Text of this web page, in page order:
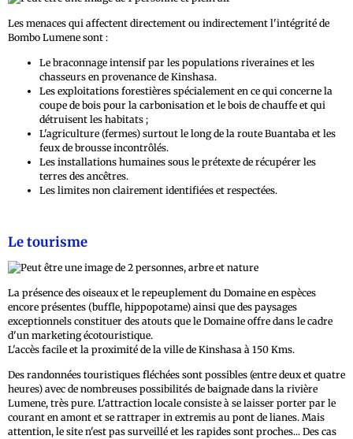
Les menaces qui affectent directement ou indirectement l'intégrité de
Bombo Lumene sont :
Le braconnage intensif par les populations riveraines et les
chasseurs en provenance de Kinshasa.
Les exploitations forestières spécialement en ce qui concerne la
coupe de bois pour la carbonisation et le bois de chauffe et qui
détruisent les habitats ;
L'agriculture (fermes) surtout le long de la route Buantaba et les
feux de brousse incontrôlés.
Les installations humaines sous le prétexte de récupérer les
terres des ancêtres.
Les limites non clairement identifiées et respectées.
Le tourisme
La présence des oiseaux et le repeuplement du Domaine en espèces
encore présentes (buffle, hippopotame) ainsi que des paysages
exceptionnels constituer des atouts que le Domaine offre dans le cadre
d'un marketing écotouristique.
L'accès facile et la proximité de la ville de Kinshasa à 150 Kms.
Des randonnées touristiques fléchées sont possibles (entre deux et quatre
heures) avec de nombreuses possibilités de baignade dans la rivière
Lumene, très pure. L'attraction locale consiste à se laisser porter par le
courant en amont et se rattraper in extremis au pont de lianes. Mais
attention, le site n'est pas surveillé et les rapides sont proches... Des cas